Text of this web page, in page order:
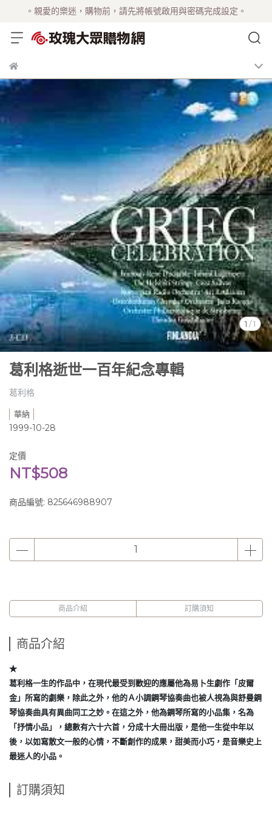
。親愛的樂迷，購物前，請先將帳號啟用與密碼完成設定。
1 /1
葛利格逝世一百年紀念專輯
葛利格
華納
1999-10-28
定價
NT$508
商品編號: 825646988907
商品介紹 訂購須知
商品介紹
★
葛利格一生的作品中，在現代最受到歡迎的應屬他為易卜生劇作「皮爾
金」所寫的劇樂，除此之外，他的Ａ小調鋼琴協奏曲也被人視為與舒曼鋼
琴協奏曲具有異曲同工之妙。在這之外，他為鋼琴所寫的小品集，名為
「抒情小品」，總數有六十六首，分成十大冊出版，是他一生從中年以
後，以如寫散文一般的心情，不斷創作的成果，甜美而小巧，是音樂史上
最迷人的小品。
訂購須知